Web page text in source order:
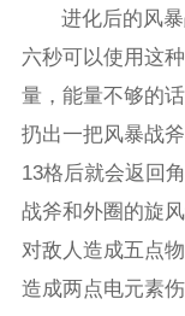
进化后的风
六秒可以使用这
量，能量不够的
扔出一把风暴战
13格后就会返回
战斧和外圈的旋
对敌人造成五点
造成两点电元素